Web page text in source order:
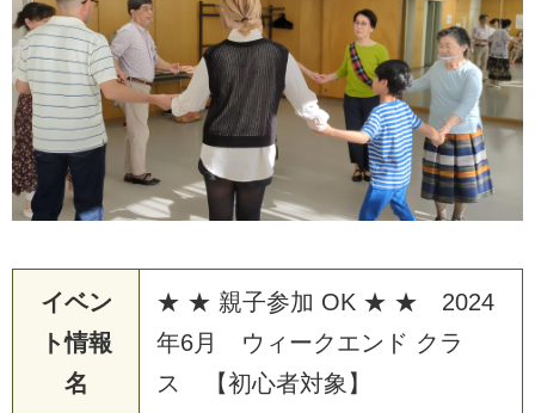
イベン
ト情報
名
★ ★ 親子参加 OK ★ ★ 2024
年6月 ウィークエンド クラ
ス 【初心者対象】